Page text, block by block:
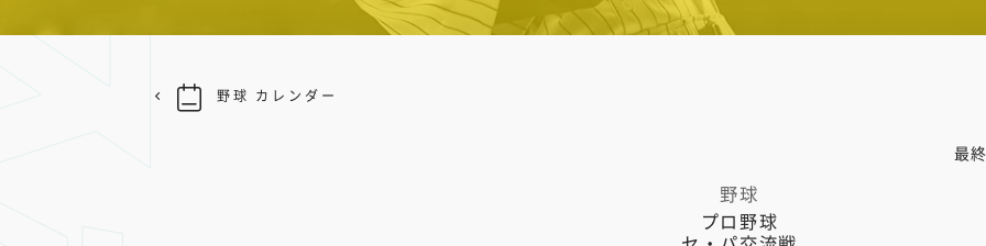
最
野球
プロ野球
野球 カレンダー